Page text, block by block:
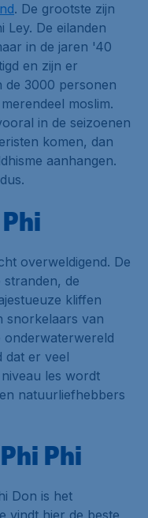
. De grootste zijn
Ley. De eilanden
in de jaren '40
en zijn er
de 3000 personen
moslim.
in de seizoenen
komen, dan
aanhangen.
overweldigend. De
stranden, de
kliffen
snorkelaars van
onderwaterwereld
dat er veel
les wordt
natuurliefhebbers
Phi
Don is het
vindt hier de beste